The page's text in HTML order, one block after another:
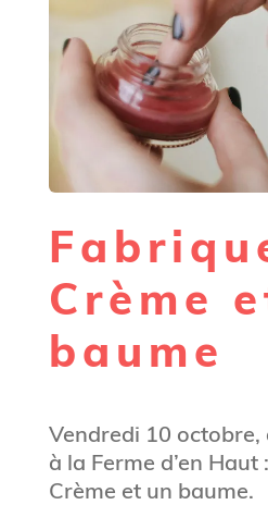
Crème
baume
Vendredi 10
à la Ferme d’en
Crème et un baume.